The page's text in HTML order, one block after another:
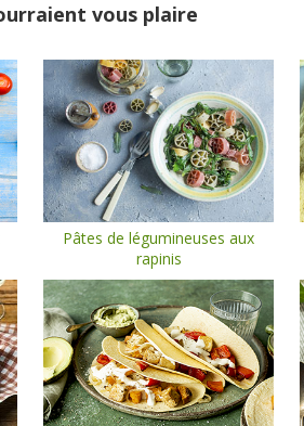
vous plaire
Pâtes de légumineuses aux
rapinis